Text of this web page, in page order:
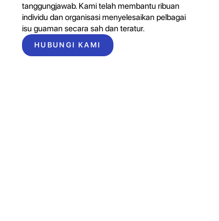
tanggungjawab. Kami telah membantu ribuan
individu dan organisasi menyelesaikan pelbagai
isu guaman secara sah dan teratur.
HUBUNGI KAMI